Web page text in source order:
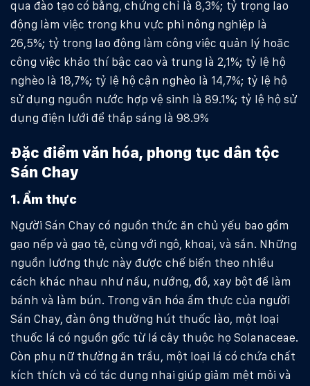
qua đào tạo có bằng, chứng chỉ là 8,3%; tỷ trọng lao
động làm việc trong khu vực phi nông nghiệp là
26,5%; tỷ trọng lao động làm công việc quản lý hoặc
công việc khảo thí bậc cao và trung là 2,1%; tỷ lệ hộ
nghèo là 18,7%; tỷ lệ hộ cận nghèo là 14,7%; tỷ lệ hộ
sử dụng nguồn nước hợp vệ sinh là 89.1%; tỷ lệ hộ sử
dụng điện lưới để thắp sáng là 98.9%
Đặc điểm văn hóa, phong tục dân tộc
Sán Chay
1. Ẩm thực
Người Sán Chay có nguồn thức ăn chủ yếu bao gồm
gạo nếp và gạo tẻ, cùng với ngô, khoai, và sắn. Những
nguồn lương thực này được chế biến theo nhiều
cách khác nhau như nấu, nướng, đồ, xay bột để làm
bánh và làm bún. Trong văn hóa ẩm thực của người
Sán Chay, đàn ông thường hút thuốc lào, một loại
thuốc lá có nguồn gốc từ lá cây thuộc họ Solanaceae.
Còn phụ nữ thường ăn trầu, một loại lá có chứa chất
kích thích và có tác dụng nhai giúp giảm mệt mỏi và